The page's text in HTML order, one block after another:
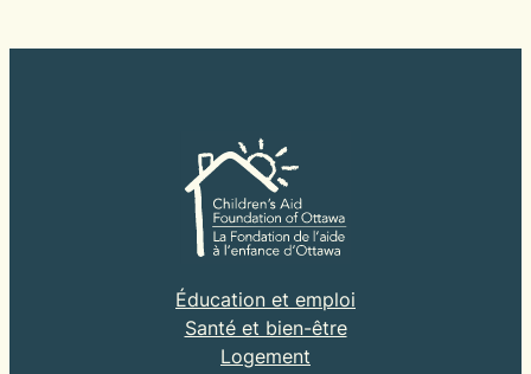
Éducation et emploi
Santé et bien-être
Logement